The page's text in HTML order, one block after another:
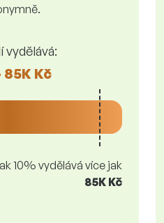
vydělává:
85K Kč
10% vydělává více jak
85K Kč